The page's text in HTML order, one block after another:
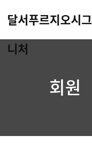
달서푸르지오시그
니처
회원